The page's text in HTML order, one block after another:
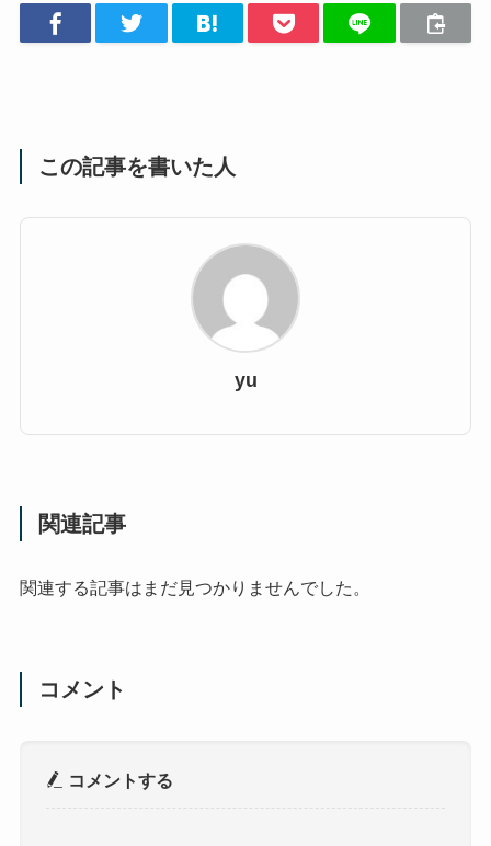
この記事を書いた人
yu
関連記事
関連する記事はまだ見つかりませんでした。
コメント
コメントする